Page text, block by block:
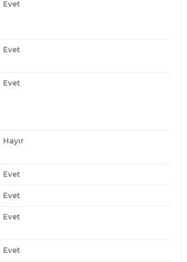
Evet
Evet
Evet
Hayır
Evet
Evet
Evet
Evet